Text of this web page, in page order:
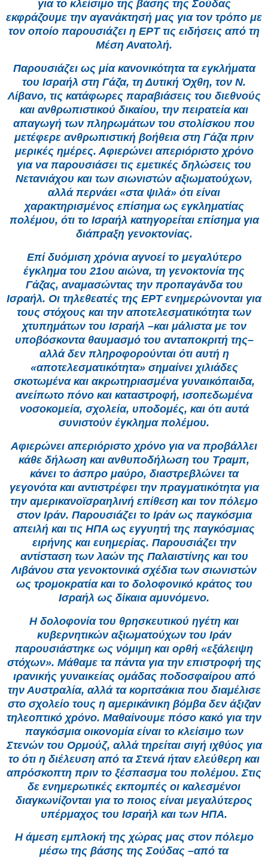
για το κλείσιμο της βάσης της Σούδας
εκφράζουμε την αγανάκτησή μας για τον τρόπο με
τον οποίο παρουσιάζει η ΕΡΤ τις ειδήσεις από τη
Μέση Ανατολή.
Παρουσιάζει ως μία κανονικότητα τα εγκλήματα
του Ισραήλ στη Γάζα, τη Δυτική Όχθη, τον Ν.
Λίβανο, τις κατάφωρες παραβιάσεις του διεθνούς
και ανθρωπιστικού δικαίου, την πειρατεία και
απαγωγή των πληρωμάτων του στολίσκου που
μετέφερε ανθρωπιστική βοήθεια στη Γάζα πριν
μερικές ημέρες. Αφιερώνει απεριόριστο χρόνο
για να παρουσιάσει τις εμετικές δηλώσεις του
Νετανιάχου και των σιωνιστών αξιωματούχων,
αλλά περνάει «στα ψιλά» ότι είναι
χαρακτηρισμένος επίσημα ως εγκληματίας
πολέμου, ότι το Ισραήλ κατηγορείται επίσημα για
διάπραξη γενοκτονίας.
Επί δυόμιση χρόνια αγνοεί το μεγαλύτερο
έγκλημα του 21ου αιώνα, τη γενοκτονία της
Γάζας, αναμασώντας την προπαγάνδα του
Ισραήλ. Οι τηλεθεατές της ΕΡΤ ενημερώνονται για
τους στόχους και την αποτελεσματικότητα των
χτυπημάτων του Ισραήλ –και μάλιστα με τον
υποβόσκοντα θαυμασμό του ανταποκριτή της–
αλλά δεν πληροφορούνται ότι αυτή η
«αποτελεσματικότητα» σημαίνει χιλιάδες
σκοτωμένα και ακρωτηριασμένα γυναικόπαιδα,
ανείπωτο πόνο και καταστροφή, ισοπεδωμένα
νοσοκομεία, σχολεία, υποδομές, και ότι αυτά
συνιστούν έγκλημα πολέμου.
Αφιερώνει απεριόριστο χρόνο για να προβάλλει
κάθε δήλωση και ανθυποδήλωση του Τραμπ,
κάνει το άσπρο μαύρο, διαστρεβλώνει τα
γεγονότα και αντιστρέφει την πραγματικότητα για
την αμερικανοϊσραηλινή επίθεση και τον πόλεμο
στον Ιράν. Παρουσιάζει το Ιράν ως παγκόσμια
απειλή και τις ΗΠΑ ως εγγυητή της παγκόσμιας
ειρήνης και ευημερίας. Παρουσιάζει την
αντίσταση των λαών της Παλαιστίνης και του
Λιβάνου στα γενοκτονικά σχέδια των σιωνιστών
ως τρομοκρατία και το δολοφονικό κράτος του
Ισραήλ ως δίκαια αμυνόμενο.
Η δολοφονία του θρησκευτικού ηγέτη και
κυβερνητικών αξιωματούχων του Ιράν
παρουσιάστηκε ως νόμιμη και ορθή «εξάλειψη
στόχων». Μάθαμε τα πάντα για την επιστροφή της
ιρανικής γυναικείας ομάδας ποδοσφαίρου από
την Αυστραλία, αλλά τα κοριτσάκια που διαμέλισε
στο σχολείο τους η αμερικάνικη βόμβα δεν άξιζαν
τηλεοπτικό χρόνο. Μαθαίνουμε πόσο κακό για την
παγκόσμια οικονομία είναι το κλείσιμο των
Στενών του Ορμούζ, αλλά τηρείται σιγή ιχθύος για
το ότι η διέλευση από τα Στενά ήταν ελεύθερη και
απρόσκοπτη πριν το ξέσπασμα του πολέμου. Στις
δε ενημερωτικές εκπομπές οι καλεσμένοι
διαγκωνίζονται για το ποιος είναι μεγαλύτερος
υπέρμαχος του Ισραήλ και των ΗΠΑ.
Η άμεση εμπλοκή της χώρας μας στον πόλεμο
μέσω της βάσης της Σούδας –από τα